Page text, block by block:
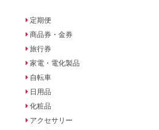
定期便
商品券・金券
旅行券
家電・電化製品
自転車
日用品
化粧品
アクセサリー